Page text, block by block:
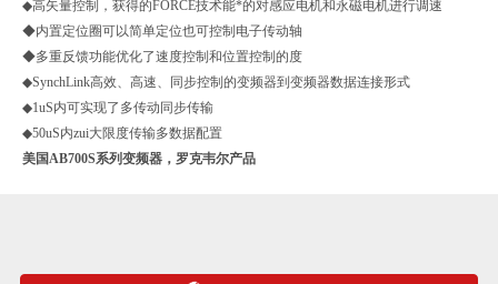
◆高矢量控制，获得的FORCE技术能*的对感应电机和永磁电机进行调速
◆内置定位圈可以简单定位也可控制电子传动轴
◆多重反馈功能优化了速度控制和位置控制的度
◆SynchLink高效、高速、同步控制的变频器到变频器数据连接形式
◆1uS内可实现了多传动同步传输
◆50uS内zui大限度传输多数据配置
美国AB700S系列变频器，罗克韦尔产品